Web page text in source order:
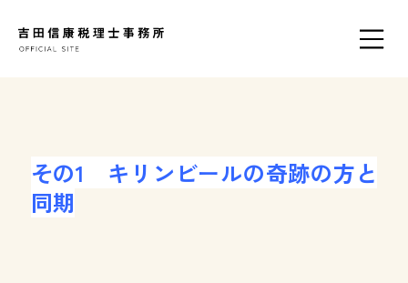
その1 キリンビールの奇跡の方と
同期